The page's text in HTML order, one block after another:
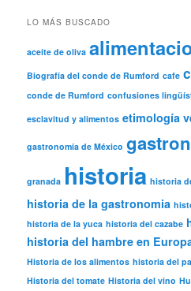
LO MÁS BUSCADO
aceite de oliva
Biografía del conde de Rumford cafe
conde de Rumford confusiones
esclavitud y alimentos etimología
gastronomía de México
granada historia historia
historia de la gastronomia
historia de la yuca historia del cazabe
historia del hambre en
Historia de los alimentos historia del
Historia del tomate Historia del vino